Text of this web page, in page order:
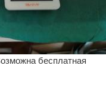
бесплатная